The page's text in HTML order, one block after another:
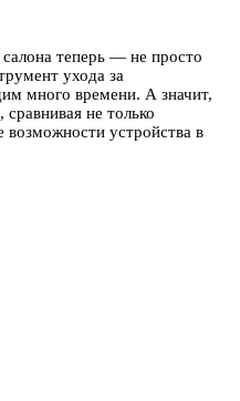
теперь — не просто
ухода за
много времени. А значит,
не только
возможности устройства в